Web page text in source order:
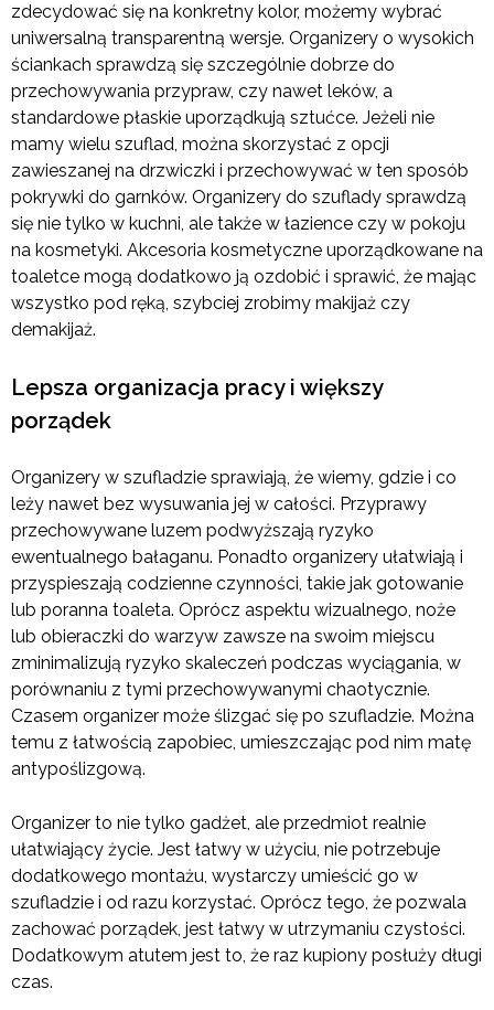
zdecydować się na konkretny kolor, możemy wybrać
uniwersalną transparentną wersje. Organizery o wysokich
ściankach sprawdzą się szczególnie dobrze do
przechowywania przypraw, czy nawet leków, a
standardowe płaskie uporządkują sztućce. Jeżeli nie
mamy wielu szuflad, można skorzystać z opcji
zawieszanej na drzwiczki i przechowywać w ten sposób
pokrywki do garnków. Organizery do szuflady sprawdzą
się nie tylko w kuchni, ale także w łazience czy w pokoju
na kosmetyki. Akcesoria kosmetyczne uporządkowane na
toaletce mogą dodatkowo ją ozdobić i sprawić, że mając
wszystko pod ręką, szybciej zrobimy makijaż czy
demakijaż.
Lepsza organizacja pracy i większy
porządek
Organizery w szufladzie sprawiają, że wiemy, gdzie i co
leży nawet bez wysuwania jej w całości. Przyprawy
przechowywane luzem podwyższają ryzyko
ewentualnego bałaganu. Ponadto organizery ułatwiają i
przyspieszają codzienne czynności, takie jak gotowanie
lub poranna toaleta. Oprócz aspektu wizualnego, noże
lub obieraczki do warzyw zawsze na swoim miejscu
zminimalizują ryzyko skaleczeń podczas wyciągania, w
porównaniu z tymi przechowywanymi chaotycznie.
Czasem organizer może ślizgać się po szufladzie. Można
temu z łatwością zapobiec, umieszczając pod nim matę
antypoślizgową.
Organizer to nie tylko gadżet, ale przedmiot realnie
ułatwiający życie. Jest łatwy w użyciu, nie potrzebuje
dodatkowego montażu, wystarczy umieścić go w
szufladzie i od razu korzystać. Oprócz tego, że pozwala
zachować porządek, jest łatwy w utrzymaniu czystości.
Dodatkowym atutem jest to, że raz kupiony posłuży długi
czas.